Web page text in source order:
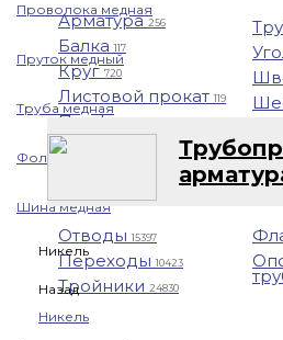
Проволока медная
Пруток медный
Труба медная
Фольга медная
Шина медная
Никель
Назад
Никель
Арматура256
Балка117
Круг720
Листовой прокат119
Профнастил
Отводы15397
Переходы10423
Тройники 24830